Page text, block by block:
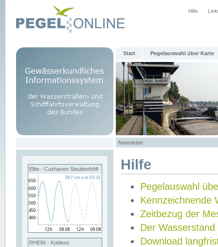
Hilfe
Start Pegelauswahl über Karte
Newsletter
Elbe - Cuxhaven Steubenhöft
RHEIN - Koblenz
Hilfe
Pegelauswahl
Kennzeichnende
Zeitbezug der
Der Wasserstand
Download